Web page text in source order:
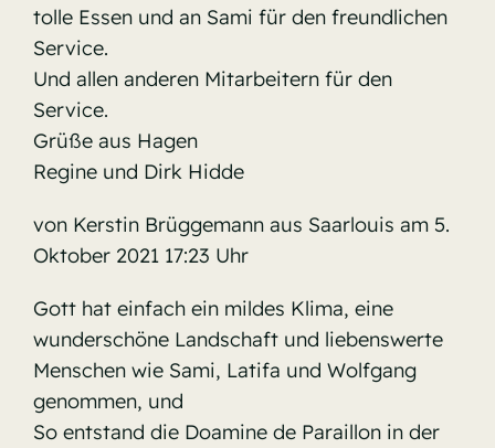
tolle Essen und an Sami für den freundlichen
Service.
Und allen anderen Mitarbeitern für den
Service.
Grüße aus Hagen
Regine und Dirk Hidde
von Kerstin Brüggemann aus Saarlouis am 5.
Oktober 2021 17:23 Uhr
Gott hat einfach ein mildes Klima, eine
wunderschöne Landschaft und liebenswerte
Menschen wie Sami, Latifa und Wolfgang
genommen, und
So entstand die Doamine de Paraillon in der